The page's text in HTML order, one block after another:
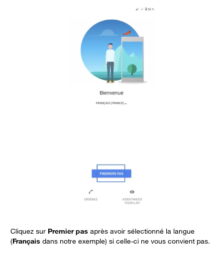
Cliquez sur Premier pas après avoir sélectionné la langue
(Français dans notre exemple) si celle-ci ne vous convient pas.